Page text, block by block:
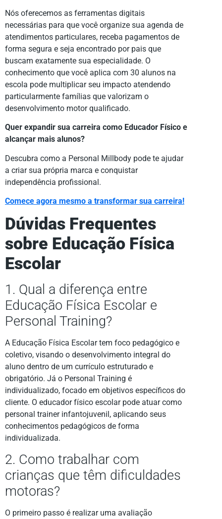
Nós oferecemos as ferramentas digitais
necessárias para que você organize sua agenda de
atendimentos particulares, receba pagamentos de
forma segura e seja encontrado por pais que
buscam exatamente sua especialidade. O
conhecimento que você aplica com 30 alunos na
escola pode multiplicar seu impacto atendendo
particularmente famílias que valorizam o
desenvolvimento motor qualificado.
Quer expandir sua carreira como Educador Físico e
alcançar mais alunos?
Descubra como a Personal Millbody pode te ajudar
a criar sua própria marca e conquistar
independência profissional.
Comece agora mesmo a transformar sua carreira!
Dúvidas Frequentes
sobre Educação Física
Escolar
1. Qual a diferença entre
Educação Física Escolar e
Personal Training?
A Educação Física Escolar tem foco pedagógico e
coletivo, visando o desenvolvimento integral do
aluno dentro de um currículo estruturado e
obrigatório. Já o Personal Training é
individualizado, focado em objetivos específicos do
cliente. O educador físico escolar pode atuar como
personal trainer infantojuvenil, aplicando seus
conhecimentos pedagógicos de forma
individualizada.
2. Como trabalhar com
crianças que têm dificuldades
motoras?
O primeiro passo é realizar uma avaliação